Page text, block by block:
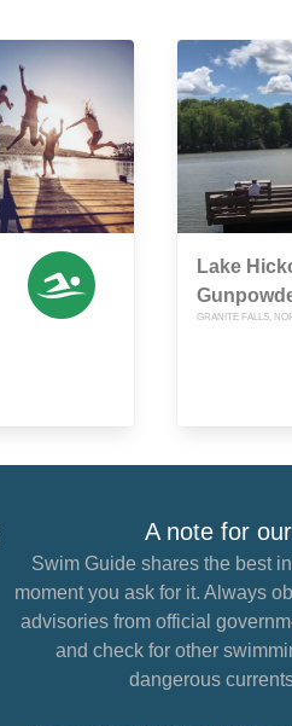
Lake
GRANITE FALLS,
A note for
Swim Guide shares the best
moment you ask for it. Always
advisories from official
and check for other
dangerous